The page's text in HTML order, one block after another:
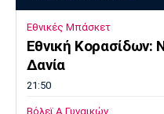
Εθνικές Μπάσκετ
Εθνική Κορασίδων:
Δανία
21:50
Βόλεϊ Α Γυναικών